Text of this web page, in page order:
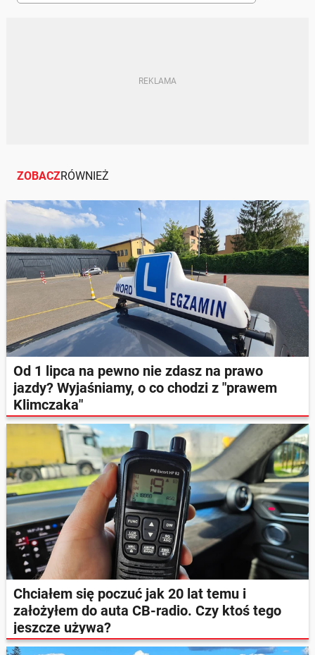
ZOBACZRÓWNIEŻ
Od 1 lipca na pewno nie zdasz na prawo
jazdy? Wyjaśniamy, o co chodzi z "prawem
Klimczaka"
Chciałem się poczuć jak 20 lat temu i
założyłem do auta CB-radio. Czy ktoś tego
jeszcze używa?